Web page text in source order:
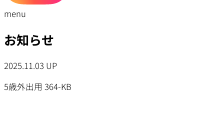
menu
お知らせ
2025.11.03 UP
5歳外出用 364-KB